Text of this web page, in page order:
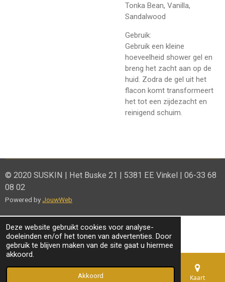
Deze website gebruikt cookies voor analyse-
doeleinden en/of het tonen van advertenties. Door
gebruik te blijven maken van de site gaat u hiermee
akkoord.
Akkoord
Tonka Bean, Vanilla,
Sandalwood
Gebruik:
Gebruik een kleine
hoeveelheid shower gel en
breng het zacht aan op de
huid. Zodra de gel uit het
flacon komt transformeert
het tot een zijdezacht en
reinigend schuim.
© 2020 SUSKIN | Het Buske 21 | 5381 EE Vinkel | 06-33 68
08 02
Powered by JouwWeb
Telefoonnummer Kaart